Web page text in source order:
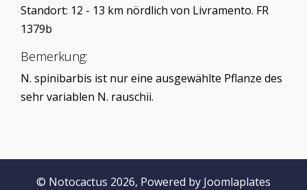
Standort: 12 - 13 km nördlich von Livramento. FR
1379b
Bemerkung:
N. spinibarbis ist nur eine ausgewählte Pflanze des
sehr variablen N. rauschii.
© Notocactus 2026, Powered by Joomlaplates